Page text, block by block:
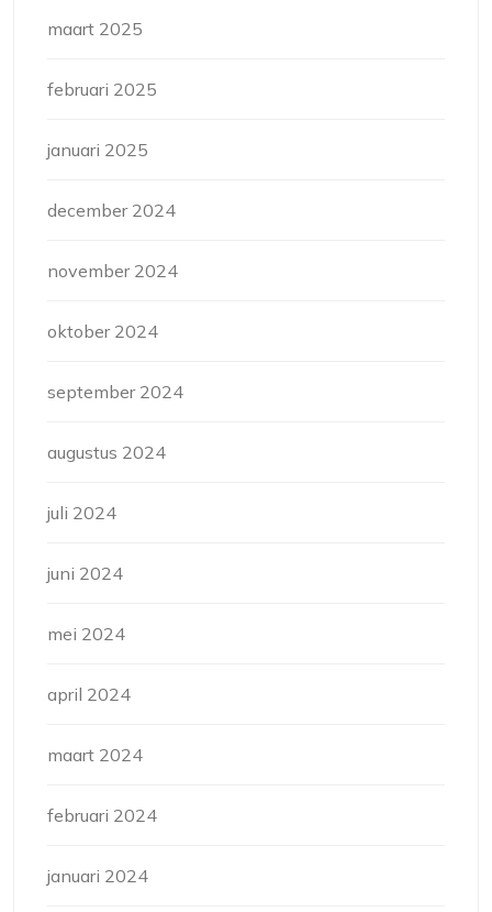
maart 2025
februari 2025
januari 2025
december 2024
november 2024
oktober 2024
september 2024
augustus 2024
juli 2024
juni 2024
mei 2024
april 2024
maart 2024
februari 2024
januari 2024